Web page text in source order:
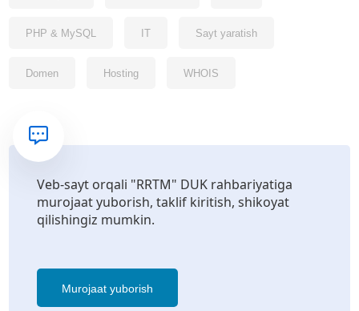
PHP & MySQL IT Sayt yaratish
Domen Hosting WHOIS
Veb-sayt orqali "RRTM" DUK rahbariyatiga
murojaat yuborish, taklif kiritish, shikoyat
qilishingiz mumkin.
Murojaat yuborish